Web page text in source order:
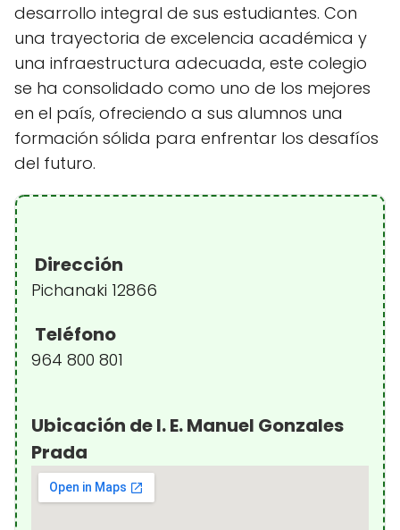
desarrollo integral de sus estudiantes. Con
una trayectoria de excelencia académica y
una infraestructura adecuada, este colegio
se ha consolidado como uno de los mejores
en el país, ofreciendo a sus alumnos una
formación sólida para enfrentar los desafíos
del futuro.
Dirección
Pichanaki 12866
Teléfono
964 800 801
Ubicación de I. E. Manuel Gonzales
Prada